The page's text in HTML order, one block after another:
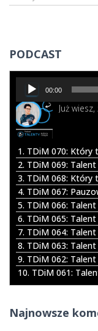
z
j
:
PODCAST
t
w
a
z
a
c
z
p
l
i
k
ó
w
d
w
00:00
2. TDiM 069:
3. TDiM 068: Który
5. TDiM 066:
6. TDiM 065:
7. TDiM 064:
8. TDiM 063:
10. TDiM 061:
Najnowsze